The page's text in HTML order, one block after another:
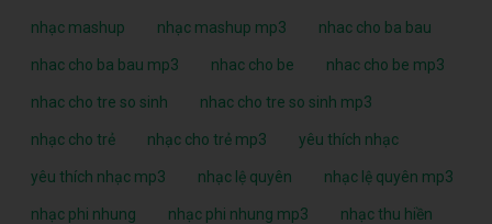
nhạc mashup nhạc mashup mp3 nhac cho ba bau
nhac cho ba bau mp3 nhac cho be nhac cho be mp3
nhac cho tre so sinh nhac cho tre so sinh mp3
nhạc cho trẻ nhạc cho trẻ mp3 yêu thích nhạc
yêu thích nhạc mp3 nhạc lệ quyên nhạc lệ quyên mp3
nhạc phi nhung nhạc phi nhung mp3 nhạc thu hiền